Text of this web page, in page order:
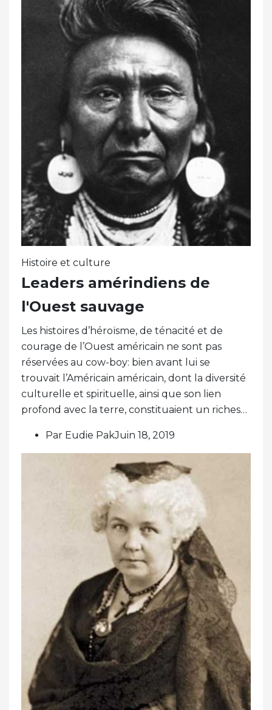
Histoire et culture
Leaders amérindiens de
l'Ouest sauvage
Les histoires d’héroïsme, de ténacité et de
courage de l’Ouest américain ne sont pas
réservées au cow-boy: bien avant lui se
trouvait l’Américain américain, dont la diversité
culturelle et spirituelle, ainsi que son lien
profond avec la terre, constituaient un riches…
Par Eudie PakJuin 18, 2019